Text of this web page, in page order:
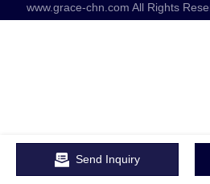
www.grace-chn.com All Rights
Send Inquiry